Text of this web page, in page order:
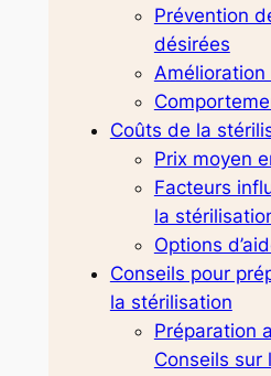
Prévention
désirées
Coûts de la
Prix moyen
Facteurs
la
Options
Conseils pour
la stérilisation
Préparation
Conseils sur